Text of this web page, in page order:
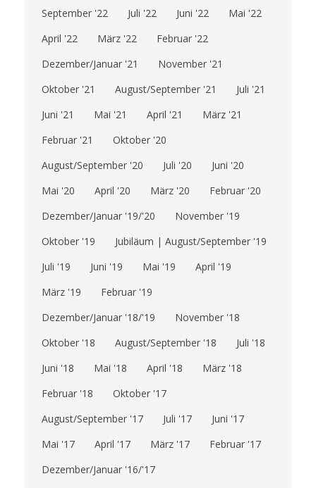
September '22
Juli '22 Juni '22
Mai '22
April '22
März '22
Februar '22
Dezember/Januar '21
November '21
Oktober '21
August/September '21
Juli '21
Juni '21
Mai '21 April '21
März '21
Februar '21
Oktober '20
August/September '20
Juli '20
Juni '20
Mai '20
April '20 März '20
Februar '20
Dezember/Januar '19/'20
November '19
Oktober '19
Jubiläum | August/September '19
Juli '19
Juni '19 Mai '19
April '19
März '19
Februar '19
Dezember/Januar '18/'19
November '18
Oktober '18
August/September '18
Juli '18
Juni '18
Mai '18 April '18
März '18
Februar '18
Oktober '17
August/September '17
Juli '17
Juni '17
Mai '17
April '17 März '17
Februar '17
Dezember/Januar '16/'17